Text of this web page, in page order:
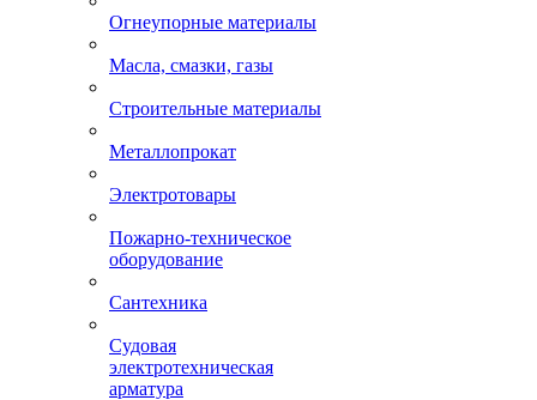
Огнеупорные материалы
Масла, смазки, газы
Строительные материалы
Металлопрокат
Электротовары
Пожарно-техническое
оборудование
Сантехника
Судовая
электротехническая
арматура